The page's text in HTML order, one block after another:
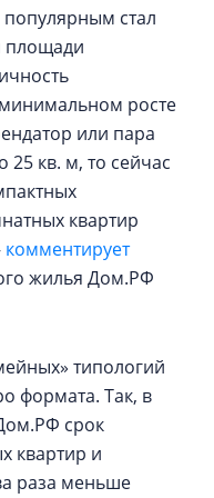
популярным стал
площади
росте
или пара
25 кв. м, то сейчас
квартир
комментирует
жилья Дом.РФ
типологий
формата. Так, в
срок
квартир и
раза меньше